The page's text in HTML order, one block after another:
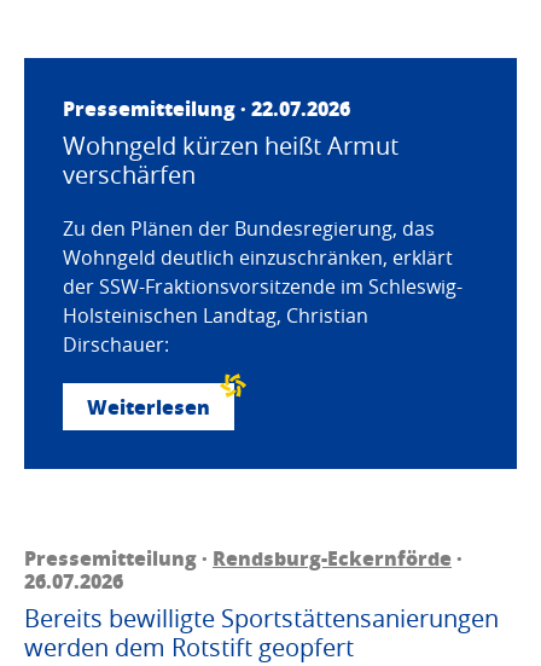
Pressemitteilung · 22.07.2026
Wohngeld kürzen heißt Armut
verschärfen
Zu den Plänen der Bundesregierung, das
Wohngeld deutlich einzuschränken, erklärt
der SSW-Fraktionsvorsitzende im Schleswig-
Holsteinischen Landtag, Christian
Dirschauer:
Weiterlesen
Pressemitteilung · Rendsburg-Eckernförde·
26.07.2026
Bereits bewilligte Sportstättensanierungen
werden dem Rotstift geopfert